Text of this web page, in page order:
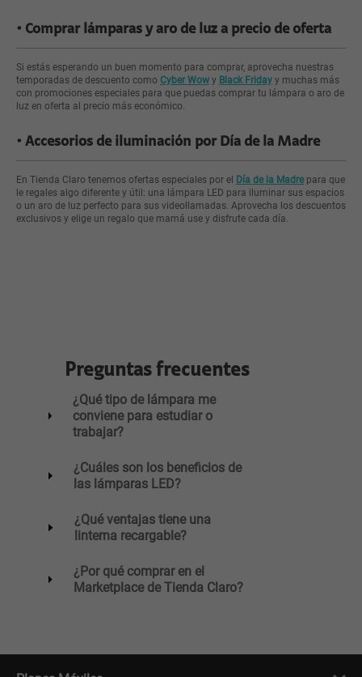
Comprar lámparas y aro de luz a precio de oferta
Si estás esperando un buen momento para comprar, aprovecha nuestras
temporadas de descuento como Cyber Wow y Black Friday y muchas más
con promociones especiales para que puedas comprar tu lámpara o aro de
luz en oferta al precio más económico.
Accesorios de iluminación por Día de la Madre
En Tienda Claro tenemos ofertas especiales por el Día de la Madrepara que
le regales algo diferente y útil: una lámpara LED para iluminar sus espacios
o un aro de luz perfecto para sus videollamadas. Aprovecha los descuentos
exclusivos y elige un regalo que mamá use y disfrute cada día.
Preguntas frecuentes
¿Qué tipo de lámpara me
conviene para estudiar o
trabajar?
¿Cuáles son los beneficios de
las lámparas LED?
¿Qué ventajas tiene una
linterna recargable?
¿Por qué comprar en el
Marketplace de Tienda Claro?